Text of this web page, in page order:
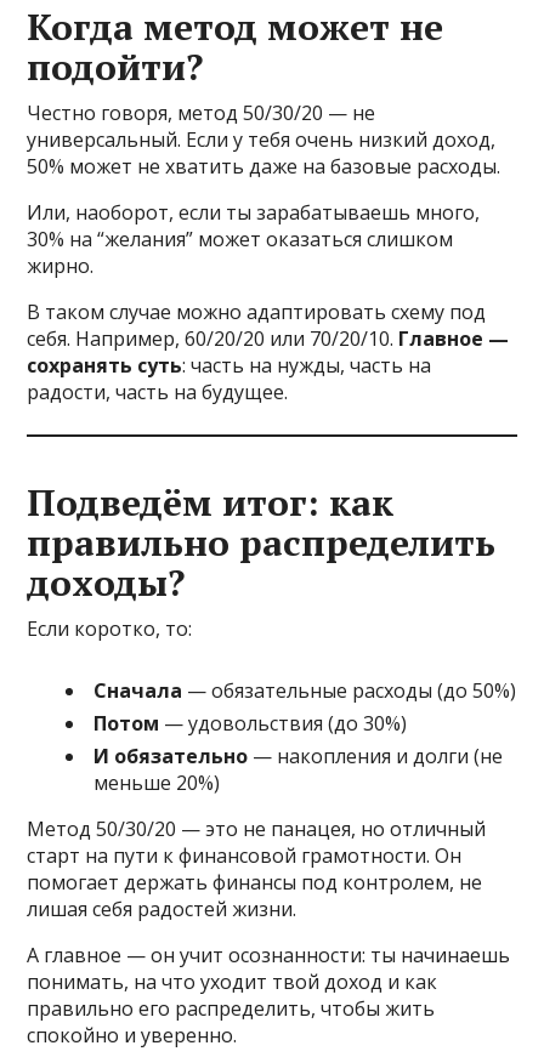
Когда метод может не
подойти?
Честно говоря, метод 50/30/20 — не
универсальный. Если у тебя очень низкий доход,
50% может не хватить даже на базовые расходы.
Или, наоборот, если ты зарабатываешь много,
30% на “желания” может оказаться слишком
жирно.
В таком случае можно адаптировать схему под
себя. Например, 60/20/20 или 70/20/10. Главное —
сохранять суть: часть на нужды, часть на
радости, часть на будущее.
Подведём итог: как
правильно распределить
доходы?
Если коротко, то:
Сначала — обязательные расходы (до 50%)
Потом — удовольствия (до 30%)
И обязательно — накопления и долги (не
меньше 20%)
Метод 50/30/20 — это не панацея, но отличный
старт на пути к финансовой грамотности. Он
помогает держать финансы под контролем, не
лишая себя радостей жизни.
А главное — он учит осознанности: ты начинаешь
понимать, на что уходит твой доход и как
правильно его распределить, чтобы жить
спокойно и уверенно.